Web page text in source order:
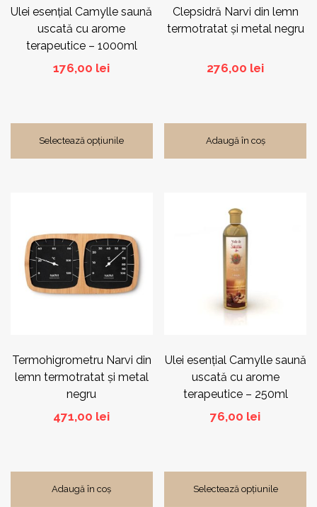
Ulei esențial Camylle saună
uscată cu arome
terapeutice – 1000ml
176,00 lei
Selectează opțiunile
pagina
produsului.
Clepsidră Narvi din lemn
termotratat și metal negru
276,00 lei
Adaugă în coș
Termohigrometru Narvi din
lemn termotratat și metal
negru
471,00 lei
Adaugă în coș
Ulei esențial Camylle saună
uscată cu arome
terapeutice – 250ml
76,00 lei
Selectează opțiunile
pagina
produsului.